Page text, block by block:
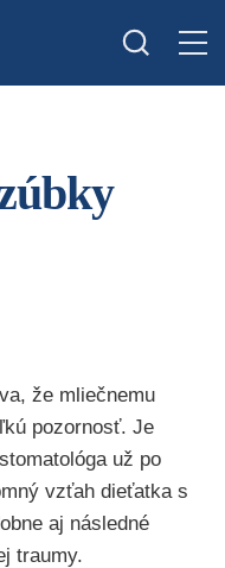
že mliečnemu
pozornosť. Je
už po
vzťah dieťatka s
aj následné
traumy.